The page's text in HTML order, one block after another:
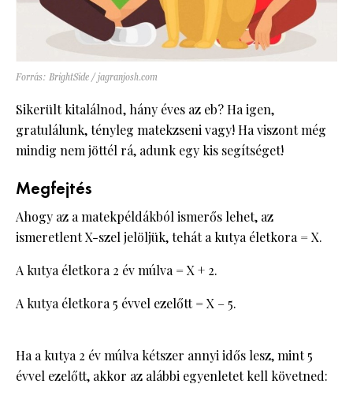
Forrás: BrightSide / jagranjosh.com
Sikerült kitalálnod, hány éves az eb? Ha igen,
gratulálunk, tényleg matekzseni vagy! Ha viszont még
mindig nem jöttél rá, adunk egy kis segítséget!
Megfejtés
Ahogy az a matekpéldákból ismerős lehet, az
ismeretlent X-szel jelöljük, tehát a kutya életkora = X.
A kutya életkora 2 év múlva = X + 2.
A kutya életkora 5 évvel ezelőtt = X – 5.
Ha a kutya 2 év múlva kétszer annyi idős lesz, mint 5
évvel ezelőtt, akkor az alábbi egyenletet kell követned: